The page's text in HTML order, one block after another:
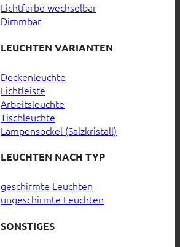
Lichtfarbe wechselbar
Dimmbar
LEUCHTEN VARIANTEN
Deckenleuchte
Lichtleiste
Arbeitsleuchte
Tischleuchte
Lampensockel (Salzkristall)
LEUCHTEN NACH TYP
geschirmte Leuchten
ungeschirmte Leuchten
SONSTIGES